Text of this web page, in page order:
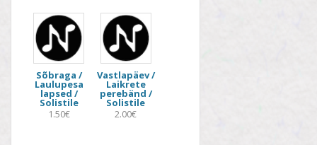
Sõbraga /
Laulupesa
lapsed /
Solistile
1.50€
Vastlapäev /
Laikrete
perebänd /
Solistile
2.00€